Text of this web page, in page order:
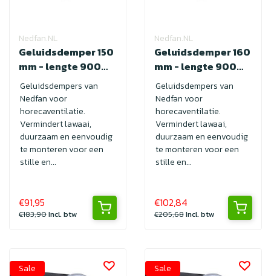
Nedfan.NL
Geluidsdemper 150
mm - lengte 900
met SAFE
Geluidsdempers van
Nedfan voor
horecaventilatie.
Vermindert lawaai,
duurzaam en eenvoudig
te monteren voor een
stille en...
€91,95
€183,90Incl. btw
Nedfan.NL
Geluidsdemper 160
mm - lengte 900
met SAFE
Geluidsdempers van
Nedfan voor
horecaventilatie.
Vermindert lawaai,
duurzaam en eenvoudig
te monteren voor een
stille en...
€102,84
€205,68Incl. btw
Sale Sale